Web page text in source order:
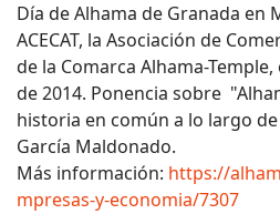
Día de Alhama de Granada en
ACECAT, la Asociación de
de la Comarca Alhama-
de 2014. Ponencia sobre
historia en común a lo largo
García Maldonado.
Más información: https://
mpresas-y-economia/7307